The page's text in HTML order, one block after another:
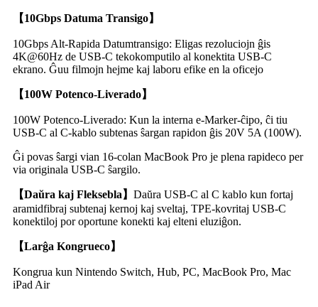
【10Gbps Datuma Transigo】
10Gbps Alt-Rapida Datumtransigo: Eligas rezoluciojn ĝis
4K@60Hz de USB-C tekokomputilo al konektita USB-C
ekrano. Ĝuu filmojn hejme kaj laboru efike en la oficejo
【100W Potenco-Liverado】
100W Potenco-Liverado: Kun la interna e-Marker-ĉipo, ĉi tiu
USB-C al C-kablo subtenas ŝargan rapidon ĝis 20V 5A (100W).
Ĝi povas ŝargi vian 16-colan MacBook Pro je plena rapideco per
via originala USB-C ŝargilo.
【Daŭra kaj Fleksebla 】 Daŭra USB-C al C kablo kun fortaj
aramidfibraj subtenaj kernoj kaj sveltaj, TPE-kovritaj USB-C
konektiloj por oportune konekti kaj elteni eluziĝon.
【Larĝa Kongrueco】
Kongrua kun Nintendo Switch, Hub, PC, MacBook Pro, Mac
iPad Air